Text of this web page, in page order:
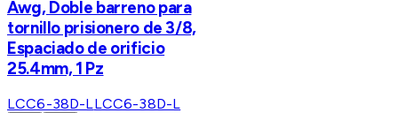
Awg, Doble barreno para
tornillo prisionero de 3/8,
Espaciado de orificio
25.4mm, 1 Pz
LCC6-38D-LLCC6-38D-L